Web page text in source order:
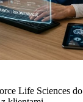
Life Sciences do